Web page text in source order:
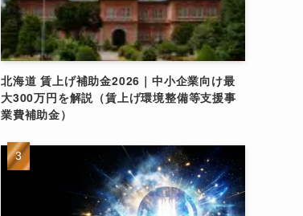
北海道 賃上げ補助金2026｜中小企業向け最
大300万円を解説（賃上げ環境整備等支援事
業費補助金）